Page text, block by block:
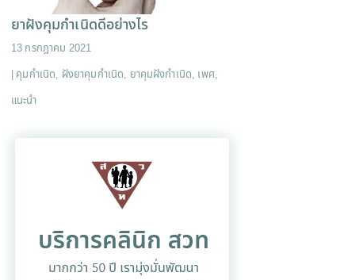
ยาฝังคุมกำเนิดดีอย่างไร
13 กรกฎาคม 2021
| คุมกำเนิด, ฝังยาคุมกำเนิด, ยาคุมฝังกำเนิด, เพศ,
แนะนำ